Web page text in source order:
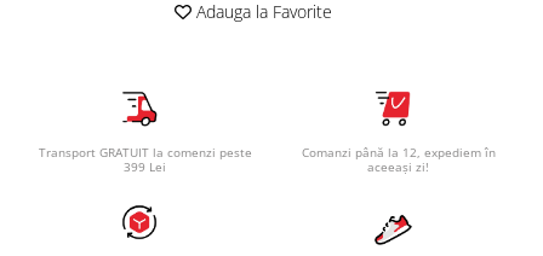
Adauga la Favorite
Transport GRATUIT la comenzi peste
399 Lei
Comanzi până la 12, expediem în
aceeași zi!